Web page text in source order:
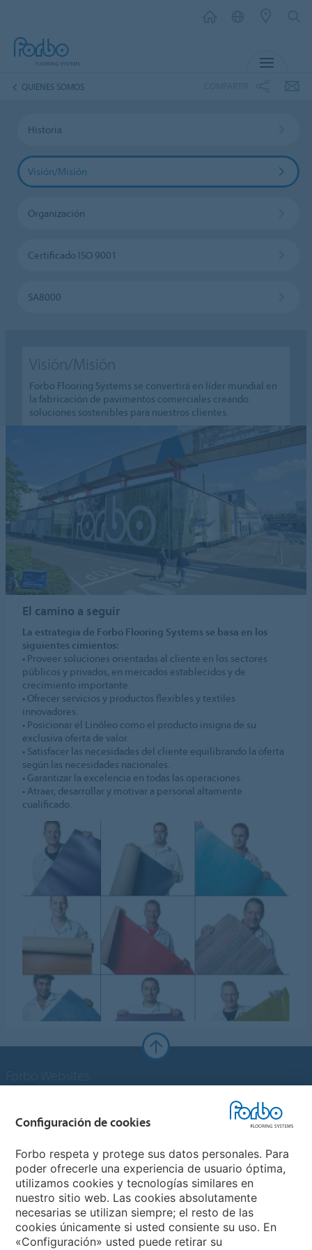
QUIÉNES SOMOS
Historia
Visión/Misión
Organización
Certificado ISO 9001
SA8000
Visión/Misión
Forbo Flooring Systems se convertirá en líder mundial en
la fabricación de pavimentos comerciales creando
soluciones sostenibles para nuestros clientes.
El camino a seguir
La estrategia de Forbo Flooring Systems se basa en los
siguientes cimientos:
• Proveer soluciones orientadas al cliente en los sectores
públicos y privados, en mercados establecidos y de
crecimiento importante.
• Ofrecer servicios y productos flexibles y textiles
innovadores.
• Posicionar el Linóleo como el producto insigna de su
exclusiva oferta de valor.
• Satisfacer las necesidades del cliente equilibrando la oferta
según las necesidades nacionales.
• Garantizar la excelencia en todas las operaciones.
• Atraer, desarrollar y motivar a personal altamente
cualificado.
Forbo Flooring Systems
Forbo Movement Systems
Configuración de cookies
Forbo respeta y protege sus datos personales. Para
poder ofrecerle una experiencia de usuario óptima,
utilizamos cookies y tecnologías similares en
nuestro sitio web. Las cookies absolutamente
necesarias se utilizan siempre; el resto de las
cookies únicamente si usted consiente su uso. En
«Configuración» usted puede retirar su